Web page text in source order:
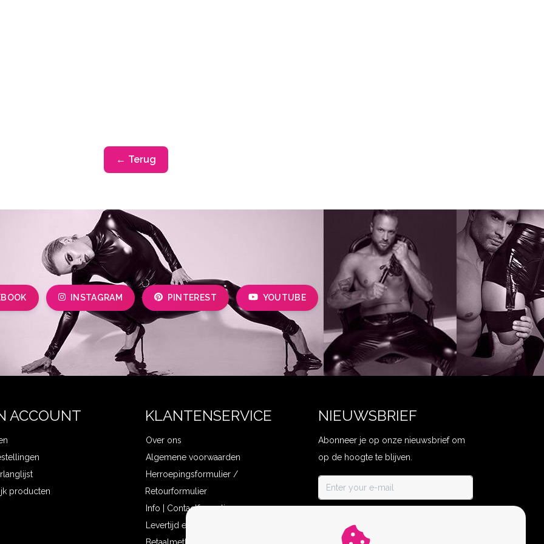
← Terug
INSTAGRAM PINTEREST YOUTUBE
ACCOUNT
producten
KLANTENSERVICE
Over ons
Algemene voorwaarden
Herroepingsformulier /
Retourformulier
Info | Contactformulier
Levertijd en verzendkosten
NIEUWSBRIEF
Abonneer je op onze nieuwsbrief om
op de hoogte te blijven.